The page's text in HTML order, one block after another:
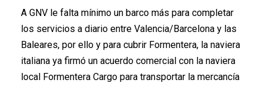
A GNV le falta mínimo un barco más para completar
los servicios a diario entre Valencia/Barcelona y las
Baleares, por ello y para cubrir Formentera, la naviera
italiana ya firmó un acuerdo comercial con la naviera
local Formentera Cargo para transportar la mercancía